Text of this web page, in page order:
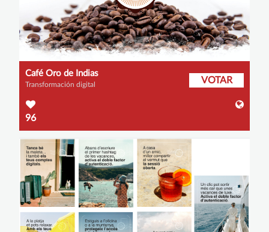
Café Oro de Indias
Transformación digital VOTAR
96